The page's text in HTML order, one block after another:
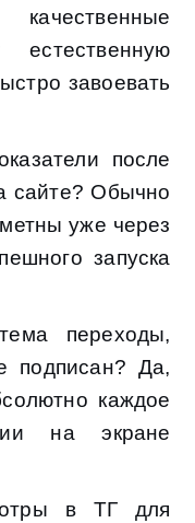
завоевать
после
сайте? Обычно
уже через
запуска
переходы,
подписан? Да,
каждое
на экране
в ТГ для